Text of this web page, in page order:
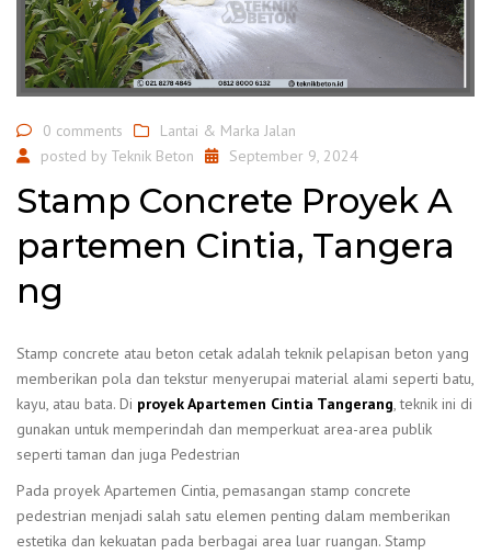
0 comments
Lantai & Marka Jalan
posted by Teknik Beton September 9, 2024
Stamp Concrete Proyek A
partemen Cintia, Tangera
ng
Stamp concrete atau beton cetak adalah teknik pelapisan beton yang
memberikan pola dan tekstur menyerupai material alami seperti batu,
kayu, atau bata. Di proyek Apartemen Cintia Tangerang, teknik ini di
gunakan untuk memperindah dan memperkuat area-area publik
seperti taman dan juga Pedestrian
Pada proyek Apartemen Cintia, pemasangan stamp concrete
pedestrian menjadi salah satu elemen penting dalam memberikan
estetika dan kekuatan pada berbagai area luar ruangan. Stamp